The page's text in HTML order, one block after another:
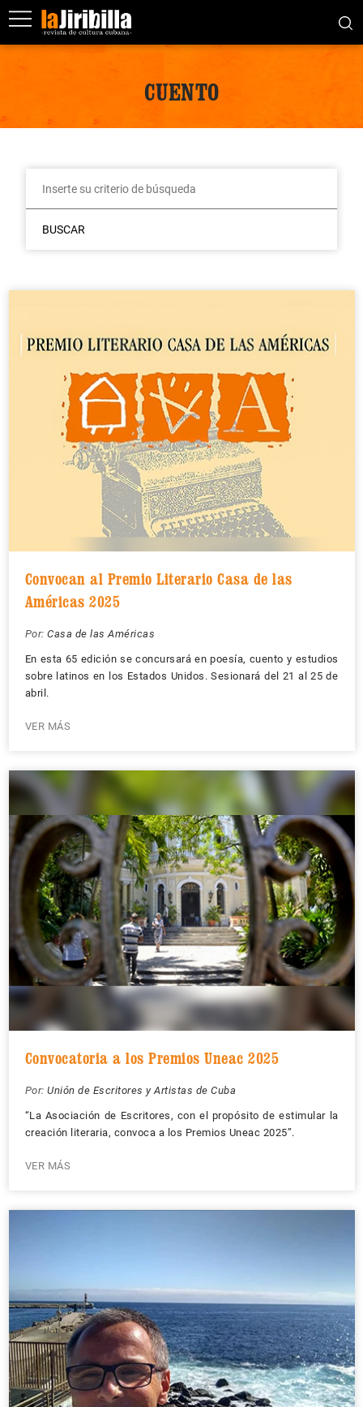
CUENTO
BUSCAR
Convocan al Premio Literario Casa de las
Américas 2025
Por: Casa de las Américas
En esta 65 edición se concursará en poesía, cuento y estudios
sobre latinos en los Estados Unidos. Sesionará del 21 al 25 de
abril.
VER MÁS
Convocatoria a los Premios Uneac 2025
Por: Unión de Escritores y Artistas de Cuba
“La Asociación de Escritores, con el propósito de estimular la
creación literaria, convoca a los Premios Uneac 2025”.
VER MÁS